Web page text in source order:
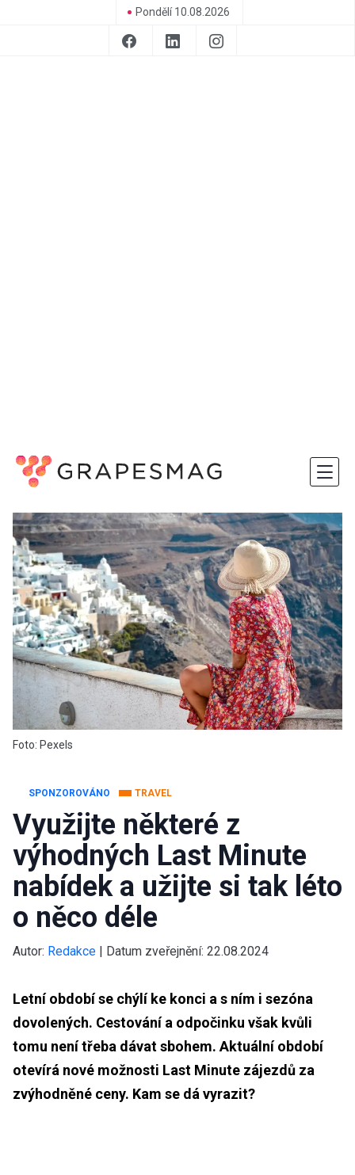
Pondělí 10.08.2026
Foto: Pexels
SPONZOROVÁNO TRAVEL
Využijte některé z
výhodných Last Minute
nabídek a užijte si tak léto
o něco déle
Autor: Redakce | Datum zveřejnění: 22.08.2024
Letní období se chýlí ke konci a s ním i sezóna
dovolených. Cestování a odpočinku však kvůli
tomu není třeba dávat sbohem. Aktuální období
otevírá nové možnosti Last Minute zájezdů za
zvýhodněné ceny. Kam se dá vyrazit?